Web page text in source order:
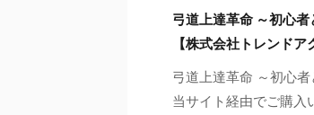
弓道上達革命 ～初心
【株式会社トレンド
弓道上達革命 ～初心
当サイト経由でご購入